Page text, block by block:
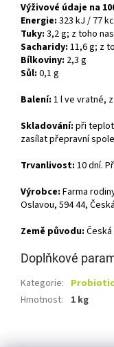
Výživové údaje na
Energie: 323 kJ / 77
Tuky: 3,2 g; z toho
Sacharidy: 11,6 g; z
Bílkoviny: 2,3 g
Sůl: 0,1 g
Balení: 1 l ve vratné,
Skladování: při
zasílat přepravní
Trvanlivost: 10 dní.
Výrobce: Farma
Oslavou, 594 44,
Země původu:
Doplňkové
Kategorie:
Hmotnost: 1 kg